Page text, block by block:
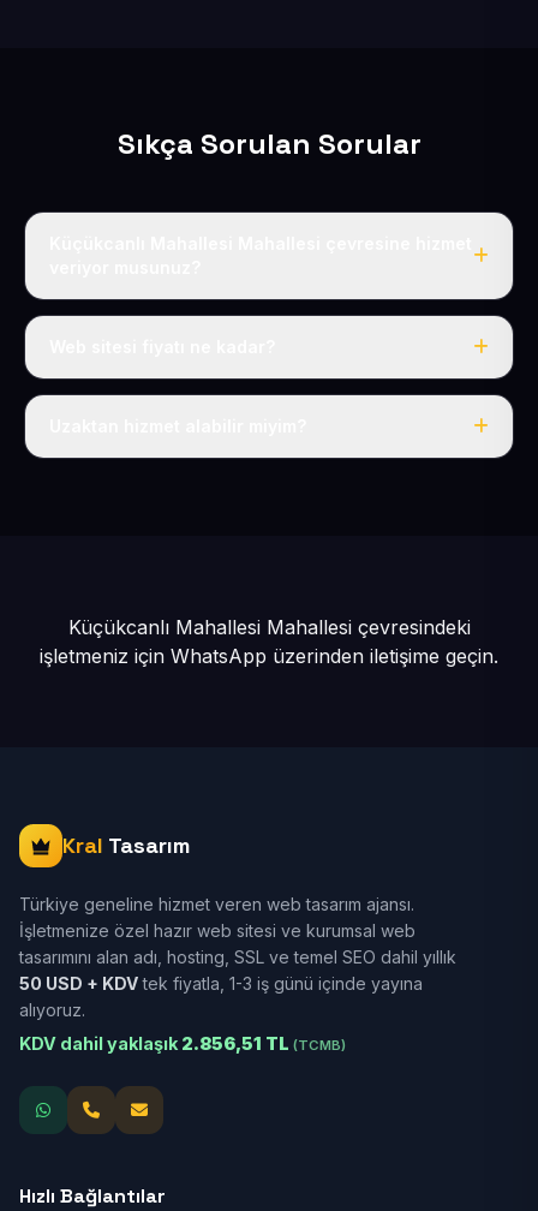
Sıkça Sorulan Sorular
Evet, Küçükcanlı Mahallesi dahil tüm Tomarza ve
Tek fiyat: yılda 50 USD + KDV, her şey dahil.
Küçükcanlı Mahallesi Mahallesi çevresindeki
işletmeniz için WhatsApp üzerinden iletişime geçin.
Kral Tasarım
Türkiye geneline hizmet veren web tasarım ajansı.
İşletmenize özel hazır web sitesi ve kurumsal web
tasarımını alan adı, hosting, SSL ve temel SEO dahil yıllık
50 USD + KDVtek fiyatla, 1-3 iş günü içinde yayına
alıyoruz.
KDV dahil yaklaşık 2.856,51 TL (TCMB)
Hızlı Bağlantılar